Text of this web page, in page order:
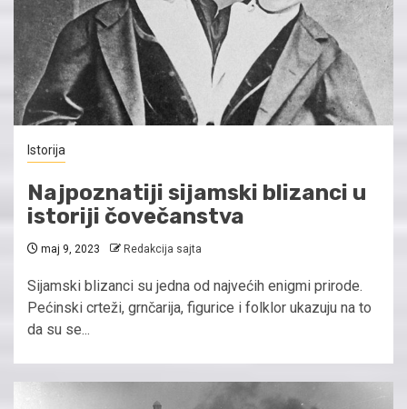
Istorija
Najpoznatiji sijamski blizanci u
istoriji čovečanstva
maj 9, 2023 Redakcija sajta
Sijamski blizanci su jedna od najvećih enigmi prirode.
Pećinski crteži, grnčarija, figurice i folklor ukazuju na to
da su se...